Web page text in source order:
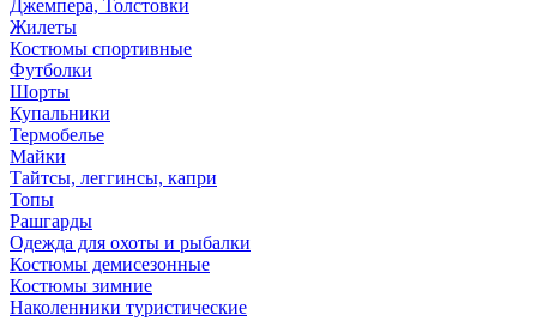
Джемпера, Толстовки
Жилеты
Костюмы спортивные
Футболки
Шорты
Купальники
Термобелье
Майки
Тайтсы, леггинсы, капри
Топы
Рашгарды
Одежда для охоты и рыбалки
Костюмы демисезонные
Костюмы зимние
Наколенники туристические